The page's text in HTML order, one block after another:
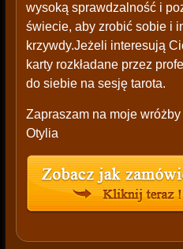
wysoką sprawdzalność i
świecie, aby zrobić sobie i
krzywdy.Jeżeli interesują
karty rozkładane przez
do siebie na sesję tarota.
Zapraszam na moje
Otylia